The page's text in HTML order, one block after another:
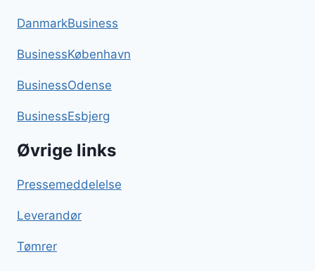
DanmarkBusiness
BusinessKøbenhavn
BusinessOdense
BusinessEsbjerg
Øvrige links
Pressemeddelelse
Leverandør
Tømrer